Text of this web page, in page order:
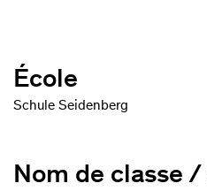
École
Schule Seidenberg
Nom de classe